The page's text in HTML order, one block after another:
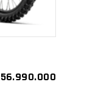
56.990.000